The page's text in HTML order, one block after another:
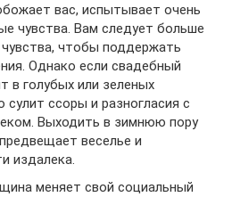
вас, испытывает очень
чувства. Вам следует больше
чтобы поддержать
Однако если свадебный
в голубых или зеленых
сулит ссоры и разногласия с
Выходить в зимнюю пору
веселье и
издалека.
меняет свой социальный